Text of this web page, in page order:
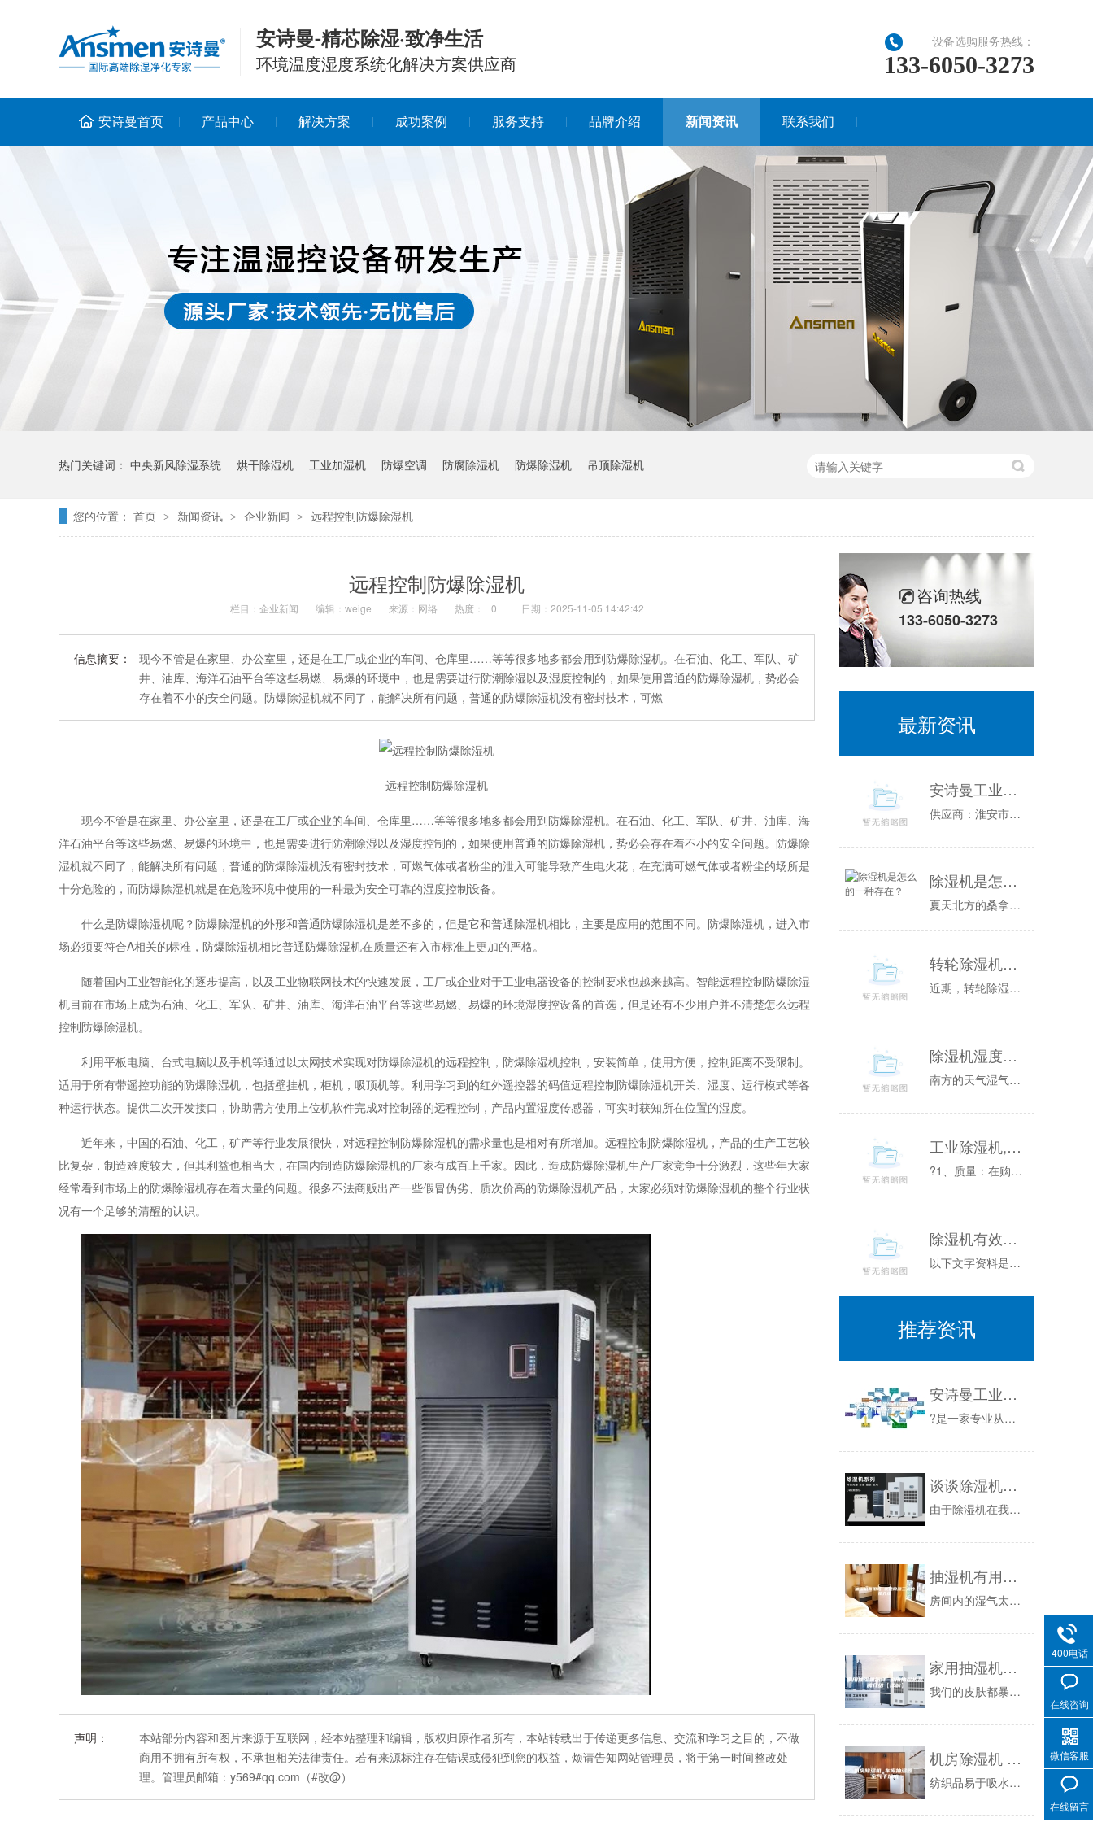
安诗曼-精芯除湿·致净生活
环境温度湿度系统化解决方案供应商
设备选购服务热线：
133-6050-3273
安诗曼首页 产品中心 解决方案 成功案例 服务支持 品牌介绍 新闻资讯 联系我们
热门关键词： 中央新风除湿系统 烘干除湿机 工业加湿机 防爆空调 防腐除湿机 防爆除湿机 吊顶除湿机
您的位置： 首页 > 新闻资讯 > 企业新闻 > 远程控制防爆除湿机
远程控制防爆除湿机
栏目： 企业新闻 编辑：weige 来源：网络 热度： 0 日期：2025-11-05 14:42:42
信息摘要：
现今不管是在家里、办公室里，还是在工厂或企业的车间、仓库里……等等很多地多都会用到防爆除湿机。在石油、化工、军队、矿
井、油库、海洋石油平台等这些易燃、易爆的环境中，也是需要进行防潮除湿以及湿度控制的，如果使用普通的防爆除湿机，势必会
存在着不小的安全问题。防爆除湿机就不同了，能解决所有问题，普通的防爆除湿机没有密封技术，可燃
远程控制防爆除湿机
现今不管是在家里、办公室里，还是在工厂或企业的车间、仓库里……等等很多地多都会用到防爆除湿机。在石油、化工、军队、矿井、油库、海
洋石油平台等这些易燃、易爆的环境中，也是需要进行防潮除湿以及湿度控制的，如果使用普通的防爆除湿机，势必会存在着不小的安全问题。防爆除
湿机就不同了，能解决所有问题，普通的防爆除湿机没有密封技术，可燃气体或者粉尘的泄入可能导致产生电火花，在充满可燃气体或者粉尘的场所是
十分危险的，而防爆除湿机就是在危险环境中使用的一种最为安全可靠的湿度控制设备。
什么是防爆除湿机呢？防爆除湿机的外形和普通防爆除湿机是差不多的，但是它和普通除湿机相比，主要是应用的范围不同。防爆除湿机，进入市
场必须要符合A相关的标准，防爆除湿机相比普通防爆除湿机在质量还有入市标准上更加的严格。
随着国内工业智能化的逐步提高，以及工业物联网技术的快速发展，工厂或企业对于工业电器设备的控制要求也越来越高。智能远程控制防爆除湿
机目前在市场上成为石油、化工、军队、矿井、油库、海洋石油平台等这些易燃、易爆的环境湿度控设备的首选，但是还有不少用户并不清楚怎么远程
控制防爆除湿机。
利用平板电脑、台式电脑以及手机等通过以太网技术实现对防爆除湿机的远程控制，防爆除湿机控制，安装简单，使用方便，控制距离不受限制。
适用于所有带遥控功能的防爆除湿机，包括壁挂机，柜机，吸顶机等。利用学习到的红外遥控器的码值远程控制防爆除湿机开关、湿度、运行模式等各
种运行状态。提供二次开发接口，协助需方使用上位机软件完成对控制器的远程控制，产品内置湿度传感器，可实时获知所在位置的湿度。
近年来，中国的石油、化工，矿产等行业发展很快，对远程控制防爆除湿机的需求量也是相对有所增加。远程控制防爆除湿机，产品的生产工艺较
比复杂，制造难度较大，但其利益也相当大，在国内制造防爆除湿机的厂家有成百上千家。因此，造成防爆除湿机生产厂家竞争十分激烈，这些年大家
经常看到市场上的防爆除湿机存在着大量的问题。很多不法商贩出产一些假冒伪劣、质次价高的防爆除湿机产品，大家必须对防爆除湿机的整个行业状
况有一个足够的清醒的认识。
声明：
本站部分内容和图片来源于互联网，经本站整理和编辑，版权归原作者所有，本站转载出于传递更多信息、交流和学习之目的，不做
商用不拥有所有权，不承担相关法律责任。若有来源标注存在错误或侵犯到您的权益，烦请告知网站管理员，将于第一时间整改处
理。管理员邮箱：y569#qq.com（#改@）
咨询热线
133-6050-3273
最新资讯
安诗曼工业温恒湿试验箱图片／安诗曼工业温恒湿试验箱样板图
供应商：淮安市普咨询电话：联系人：公司简介:淮安市普位于江苏省淮安市，是一家开发、生产各类环境的高科技企业，能够为您提供可靠性测试方面的全套...
除湿机是怎么的一种存在？
夏天北方的桑拿天是常客空气湿度大温度高整个人都闷的喘不过气比起桑拿天干晒还算是好受的而南方空气湿都很高空调工作原理舒适一般用“凉爽”这个词来...
转轮除湿机厂家教你根据不同环境合理选择设备类型
近期，转轮除湿机厂家收到了很多客户的疑问，其中大部分反映在设备的选型上，因为现在转轮除湿机的种类很多，可以根据不同的功能、不同的尺寸和重量来...
除湿机湿度多少度比较合适 60度最佳
南方的天气湿气比较重，所以在家里备上一个除湿机是一件非常有必要的事情，一般家用的除湿机建议将湿度设置到60度以下，这样可以有效地防止湿气和除...
工业除湿机,除湿器,抽湿机,加湿机
?1、质量：在购买干雾加湿器时，质量是关键，一件产品质量过硬，在使用时间及安全性上会有很大的保障，干雾加湿器的质量决定于主要配置：电机、高压...
除湿机有效果吗
以下文字资料是由(历史新知网)小编为大家搜集整理后发布的内容，让我们赶快一起来看一下吧！场用除湿机100-400元是采用半导体电子元件制冷除...
推荐资讯
安诗曼工业恒温恒湿试验箱定制定做（专业生产高低温试验箱）
?是一家专业从事各类环境类检测仪器研发，生产，销售和维修一站式厂家，主营:恒温恒湿试验箱定制，甲醛检测气候箱，冷热冲击试验箱，支持非标定制，...
谈谈除湿机虚标那些事儿——除湿量虚标
由于除湿机在我国普及率低，各大企业争相上马此类产品，而传统的除湿机生产企业也看到了巨大的家用市场，纷纷推出家用产品，更有国外品牌从中嗅到商机...
抽湿机有用吗 快速除湿三大妙招介绍
房间内的湿气太重不仅会影响到人体的健康，对于家具保养也是起到负面作用的，如今可以选择使用抽湿机来快速除去室内的湿气还可以让家居环境的整体湿润...
家用抽湿机怎样 家用抽湿机品牌介绍【详解】
我们的皮肤都暴露在空气当中，因而空气的湿度对我们的皮肤有着直接的影响。为了使得空气湿度维持在一个相对舒适的范围内，抽湿机和加湿机也就应运而生...
机房除湿机 车库抽湿器 空气干燥机
纺织品易于吸水，在湿度过高时会引起纤维内部结冰，破坏内部结构；微生物在生长过程中以文物材质本身为载体和营养源，分泌出多种强腐蚀性的物质，使文...
400电话
在线咨询
微信客服
在线留言